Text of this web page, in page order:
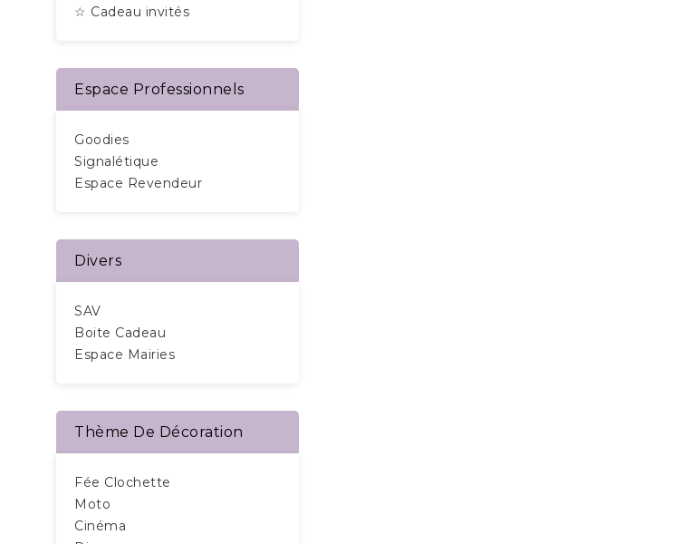
☆ Cadeau invités
Espace Professionnels
Goodies
Signalétique
Espace Revendeur
Divers
SAV
Boite Cadeau
Espace Mairies
Thème De Décoration
Fée Clochette
Moto
Cinéma